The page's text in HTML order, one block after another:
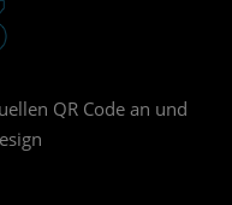
QR Code an und